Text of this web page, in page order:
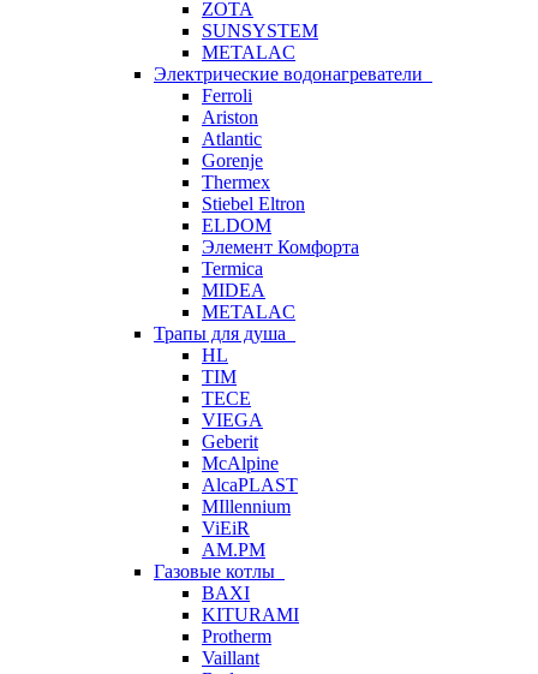
ZOTA
SUNSYSTEM
METALAC
Электрические водонагреватели
Ferroli
Ariston
Atlantic
Gorenje
Thermex
Stiebel Eltron
ELDOM
Элемент Комфорта
Termica
MIDEA
METALAC
Трапы для душа
HL
TIM
TECE
VIEGA
Geberit
McAlpine
AlcaPLAST
MIllennium
ViEiR
AM.PM
Газовые котлы
BAXI
KITURAMI
Protherm
Vaillant